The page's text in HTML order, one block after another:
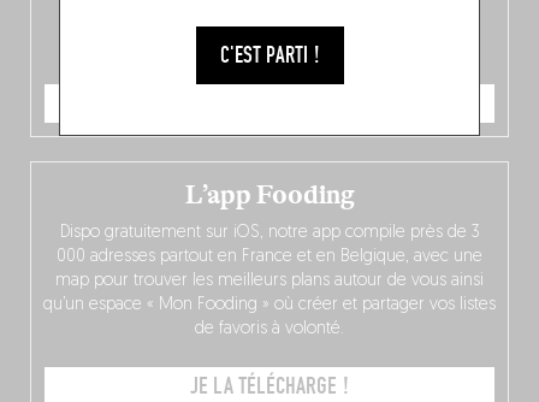
C'EST PARTI !
L’app Fooding
Dispo gratuitement sur iOS, notre app compile près de 3
000 adresses partout en France et en Belgique, avec une
map pour trouver les meilleurs plans autour de vous ainsi
qu’un espace « Mon Fooding » où créer et partager vos listes
de favoris à volonté.
JE LA TÉLÉCHARGE !